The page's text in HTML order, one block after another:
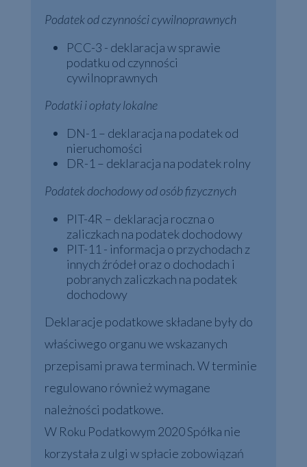
Podatek od czynności cywilnoprawnych
PCC-3 - deklaracja w sprawie
podatku od czynności
cywilnoprawnych
Podatki i opłaty lokalne
DN-1 – deklaracja na podatek od
nieruchomości
DR-1 – deklaracja na podatek rolny
Podatek dochodowy od osób fizycznych
PIT-4R – deklaracja roczna o
zaliczkach na podatek dochodowy
PIT-11 - informacja o przychodach z
innych źródeł oraz o dochodach i
pobranych zaliczkach na podatek
dochodowy
Deklaracje podatkowe składane były do
właściwego organu we wskazanych
przepisami prawa terminach. W terminie
regulowano również wymagane
należności podatkowe.
W Roku Podatkowym 2020 Spółka nie
korzystała z ulgi w spłacie zobowiązań